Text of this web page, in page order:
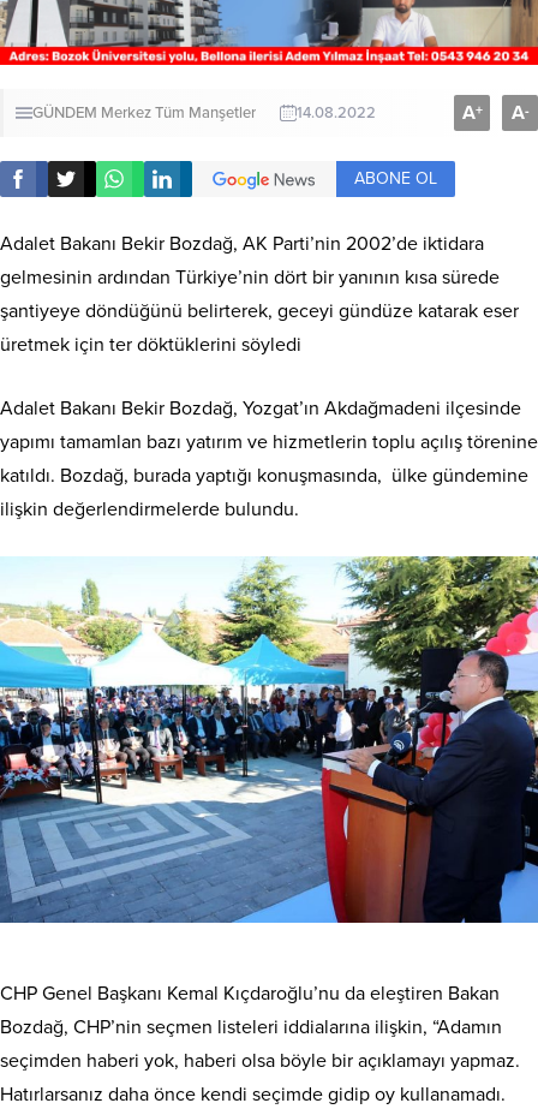
GÜNDEM MerkezTüm Manşetler 14.08.2022 A+ A-
ABONE OL
Adalet Bakanı Bekir Bozdağ, AK Parti’nin 2002’de iktidara
gelmesinin ardından Türkiye’nin dört bir yanının kısa sürede
şantiyeye döndüğünü belirterek, geceyi gündüze katarak eser
üretmek için ter döktüklerini söyledi
Adalet Bakanı Bekir Bozdağ, Yozgat’ın Akdağmadeni ilçesinde
yapımı tamamlan bazı yatırım ve hizmetlerin toplu açılış törenine
katıldı. Bozdağ, burada yaptığı konuşmasında, ülke gündemine
ilişkin değerlendirmelerde bulundu.
CHP Genel Başkanı Kemal Kıçdaroğlu’nu da eleştiren Bakan
Bozdağ, CHP’nin seçmen listeleri iddialarına ilişkin, “Adamın
seçimden haberi yok, haberi olsa böyle bir açıklamayı yapmaz.
Hatırlarsanız daha önce kendi seçimde gidip oy kullanamadı.